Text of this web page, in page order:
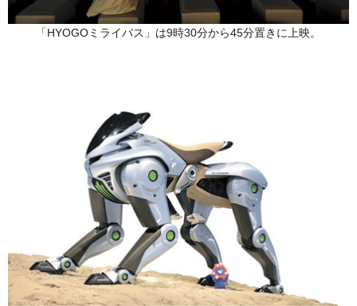
「HYOGOミライバス」は9時30分から45分置きに上映。